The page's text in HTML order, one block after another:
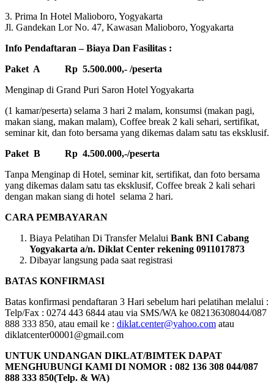
3. Prima In Hotel Malioboro, Yogyakarta
Jl. Gandekan Lor No. 47, Kawasan Malioboro, Yogyakarta
Info Pendaftaran – Biaya Dan Fasilitas :
Paket A Rp 5.500.000,- /peserta
Menginap di Grand Puri Saron Hotel Yogyakarta
(1 kamar/peserta) selama 3 hari 2 malam, konsumsi (makan pagi,
makan siang, makan malam), Coffee break 2 kali sehari, sertifikat,
seminar kit, dan foto bersama yang dikemas dalam satu tas eksklusif.
Paket B Rp 4.500.000,-/peserta
Tanpa Menginap di Hotel, seminar kit, sertifikat, dan foto bersama
yang dikemas dalam satu tas eksklusif, Coffee break 2 kali sehari
dengan makan siang di hotel selama 2 hari.
CARA PEMBAYARAN
Biaya Pelatihan Di Transfer Melalui Bank BNI Cabang
Yogyakarta a/n. Diklat Center rekening 0911017873
Dibayar langsung pada saat registrasi
BATAS KONFIRMASI
Batas konfirmasi pendaftaran 3 Hari sebelum hari pelatihan melalui :
Telp/Fax : 0274 443 6844 atau via SMS/WA ke 082136308044/087
888 333 850, atau email ke : diklat.center@yahoo.com atau
diklatcenter00001@gmail.com
UNTUK UNDANGAN DIKLAT/BIMTEK DAPAT
MENGHUBUNGI KAMI DI NOMOR : 082 136 308 044/087
888 333 850(Telp. & WA)